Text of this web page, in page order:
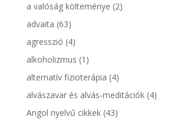
a valóság költeménye (2)
advaita (63)
agresszió (4)
alkoholizmus (1)
alternatív fizioterápia (4)
alvászavar és alvás-meditációk(4)
Angol nyelvű cikkek(43)